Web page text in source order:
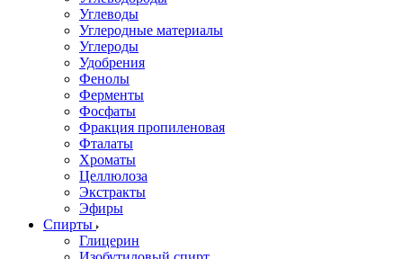
Углеводы
Углеродные материалы
Углероды
Удобрения
Фенолы
Ферменты
Фосфаты
Фракция пропиленовая
Фталаты
Хроматы
Целлюлоза
Экстракты
Эфиры
Спирты
Глицерин